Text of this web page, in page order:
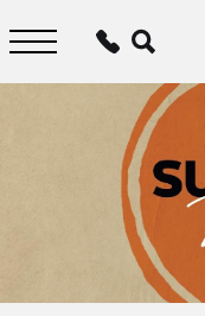
contenu